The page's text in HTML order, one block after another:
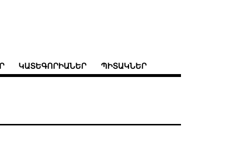
ԿԱՏԵԳՈՐԻԱՆԵՐ ՊԻՏԱԿՆԵՐ